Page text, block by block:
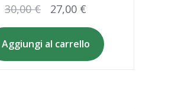
30,00€
prezzo
originale
era:
27,00 €
prezzo
attuale
è:
Aggiungi al carrello